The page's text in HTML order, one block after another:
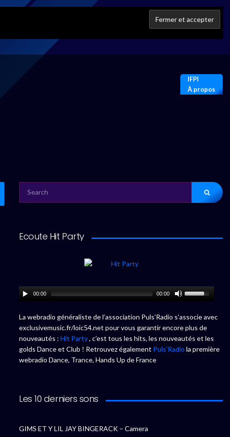
IFPI
À propos
FOR:
Ecoute Hit Party
00:00 00:00
La webradio généraliste de l’association Puls’Radio s’associe avec
exclusivemusic.fr/loic54.net pour vous garantir encore plus de
nouveautés : Hit Party, c’est tous les hits, les nouveautés et les
golds Dance et Club ! Retrouvez également Puls’Radio la première
webradio Dance, Trance, Hands Up de France
Les 10 derniers sons
GIMS ET Y LIL JAY BINGERACK – Camera